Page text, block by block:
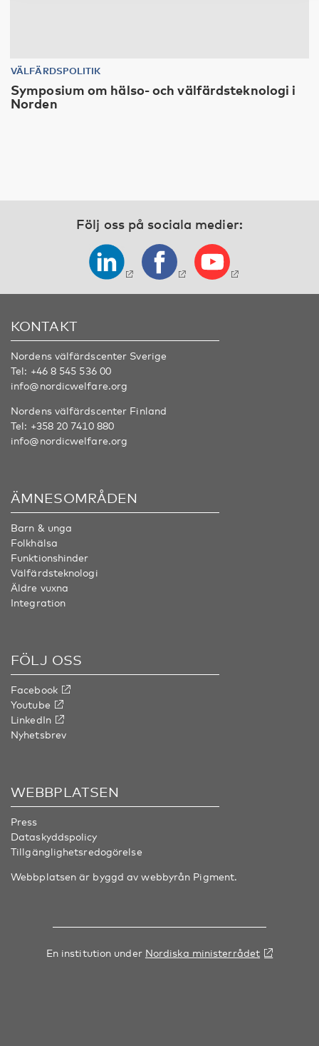
VÄLFÄRDSPOLITIK
Symposium om hälso- och välfärdsteknologi i
Norden
Följ oss på sociala medier:
KONTAKT
Nordens välfärdscenter Sverige
Tel: +46 8 545 536 00
info@nordicwelfare.org
Nordens välfärdscenter Finland
Tel: +358 20 7410 880
info@nordicwelfare.org
ÄMNESOMRÅDEN
Barn & unga
Folkhälsa
Funktionshinder
Välfärdsteknologi
Äldre vuxna
Integration
FÖLJ OSS
Facebook
Youtube
LinkedIn
Nyhetsbrev
WEBBPLATSEN
Press
Dataskyddspolicy
Tillgänglighetsredogörelse
Webbplatsen är byggd av webbyrån Pigment.
En institution under Nordiska ministerrådet